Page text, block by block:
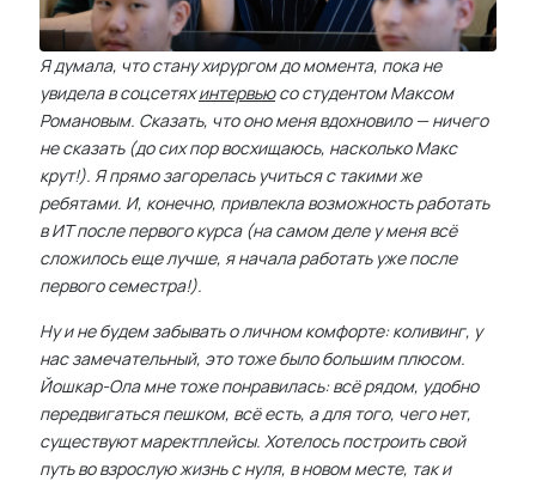
Я думала, что стану хирургом до момента, пока не
увидела в соцсетяхинтервьюсо студентом Максом
Романовым. Сказать, что оно меня вдохновило — ничего
не сказать (до сих пор восхищаюсь, насколько Макс
крут!). Я прямо загорелась учиться с такими же
ребятами. И, конечно, привлекла возможность работать
в ИТ после первого курса (на самом деле у меня всё
сложилось еще лучше, я начала работать уже после
первого семестра!).
Ну и не будем забывать о личном комфорте: коливинг, у
нас замечательный, это тоже было большим плюсом.
Йошкар-Ола мне тоже понравилась: всё рядом, удобно
передвигаться пешком, всё есть, а для того, чего нет,
существуют маректплейсы. Хотелось построить свой
путь во взрослую жизнь с нуля, в новом месте, так и